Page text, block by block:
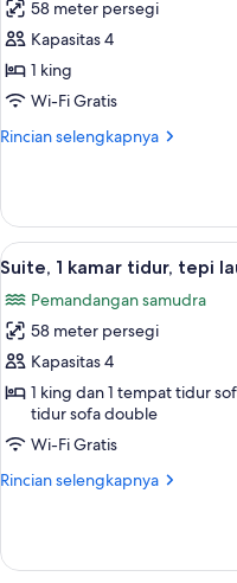
untuk
Suite,
1
kamar
pemandangan
58 meter persegi
Kapasitas 4
1 king
Wi-Fi Gratis
Rincian selengkapnya
Rincian
Suite,
kamar
pemandangan
samudra
Lihat
semua
foto
untuk
Suite,
1
kamar
tidur,
tepi
13
Suite, 1 kamar tidur, tepi
Pemandangan samudra
58 meter persegi
Kapasitas 4
1 king dan 1 tempat tidur
tidur sofa double
Wi-Fi Gratis
Rincian selengkapnya
Rincian
Suite,